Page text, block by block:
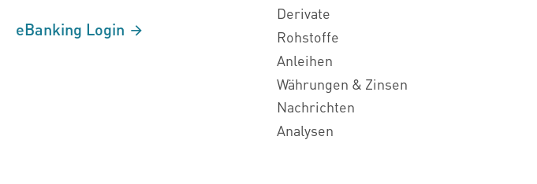
eBanking Login
Derivate
Rohstoffe
Anleihen
Währungen & Zinsen
Nachrichten
Analysen